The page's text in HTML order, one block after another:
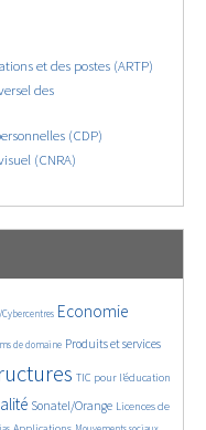
et des postes (ARTP)
des
(CDP)
(CNRA)
Economie
de domaine Produits et services
TIC pour l’éducation
Sonatel/Orange Licences de